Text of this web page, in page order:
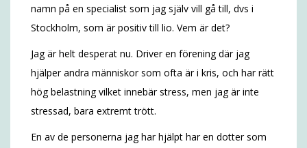
namn på en specialist som jag själv vill gå till, dvs i
Stockholm, som är positiv till lio. Vem är det?
Jag är helt desperat nu. Driver en förening där jag
hjälper andra människor som ofta är i kris, och har rätt
hög belastning vilket innebär stress, men jag är inte
stressad, bara extremt trött.
En av de personerna jag har hjälpt har en dotter som